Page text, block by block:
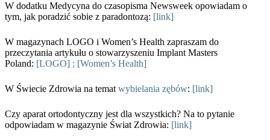
W dodatku Medycyna do czasopisma Newsweek opowiadam o
tym, jak poradzić sobie z paradontozą: [link]
W magazynach LOGO i Women’s Health zapraszam do
przeczytania artykułu o stowarzyszeniu Implant Masters
Poland: [LOGO] ; [Women’s Health]
W Świecie Zdrowia na temat wybielania zębów: [link]
Czy aparat ortodontyczny jest dla wszystkich? Na to pytanie
odpowiadam w magazynie Świat Zdrowia: [link]